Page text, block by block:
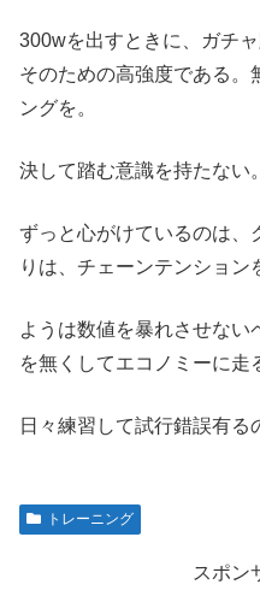
300wを出すときに、ガチ
そのための高強度である。
ングを。
決して踏む意識を持たない。
ずっと心がけているのは、
りは、チェーンテンション
ようは数値を暴れさせない
を無くしてエコノミーに走
日々練習して試行錯誤有る
トレーニング
スポン